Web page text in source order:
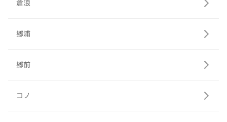
倉浪
郷浦
郷前
コノ